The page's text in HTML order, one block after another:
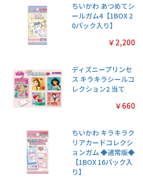
ちいかわ あつめてシ
ールガム4【1BOX 2
0パック入り】
￥2,200
ディズニープリンセ
ス キラキラシールコ
レクション2 当て
￥660
ちいかわ キラキラク
リアカードコレクシ
ョンガム ◆通常版◆
【1BOX 16パック入
り】